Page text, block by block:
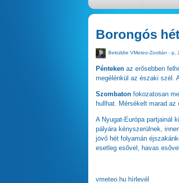
Borongós
Beküldte VMeteo-Zooltán - p,
Pénteken az erősebben
megélénkül az északi szél.
Szombaton fokozatosan
hullhat. Mérsékelt marad az
A Nyugat-Európa partjainál
pályára kényszerülnek,
jövő hét folyamán
esetleg esővel, havas esővel.
vmeteo.hu hírlevél